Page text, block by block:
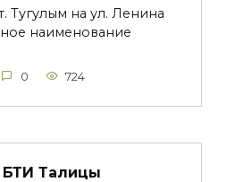
Тугулым на ул. Ленина
наименование
0 724
БТИ Талицы